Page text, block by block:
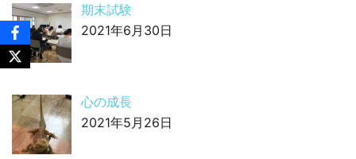
期末試験
2021年6月30日
心の成長
2021年5月26日